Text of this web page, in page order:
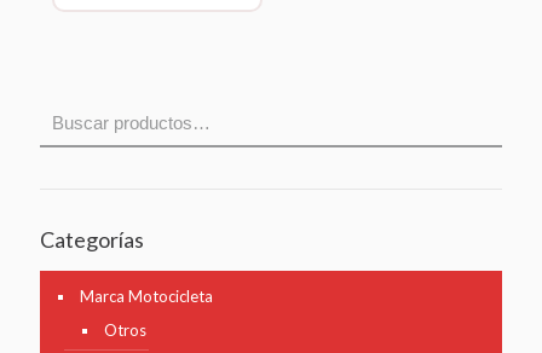
Categorías
Marca Motocicleta
Otros